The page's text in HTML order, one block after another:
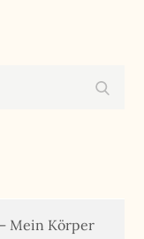
Mein Körper